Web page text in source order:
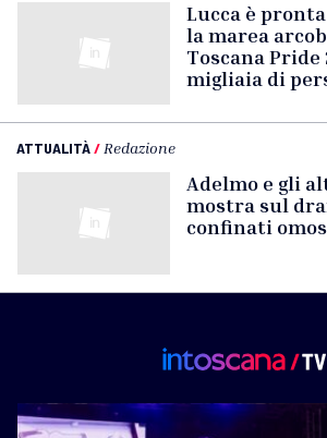
Lucca è
la marea
Toscana Pride
migliaia di
ATTUALITÀ/ Redazione
Adelmo e gli
mostra sul
confinati